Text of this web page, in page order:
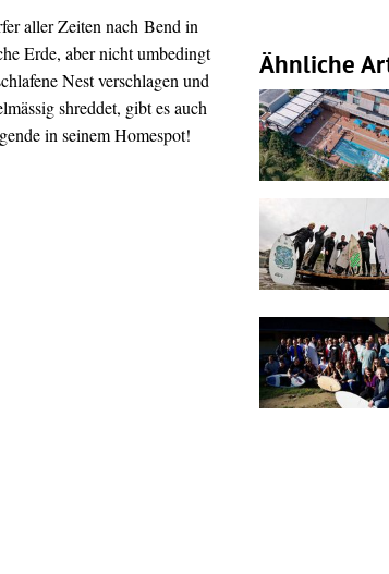
aller Zeiten nach Bend in
Erde, aber nicht umbedingt
Nest verschlagen und
shreddet, gibt es auch
in seinem Homespot!
Ähnliche